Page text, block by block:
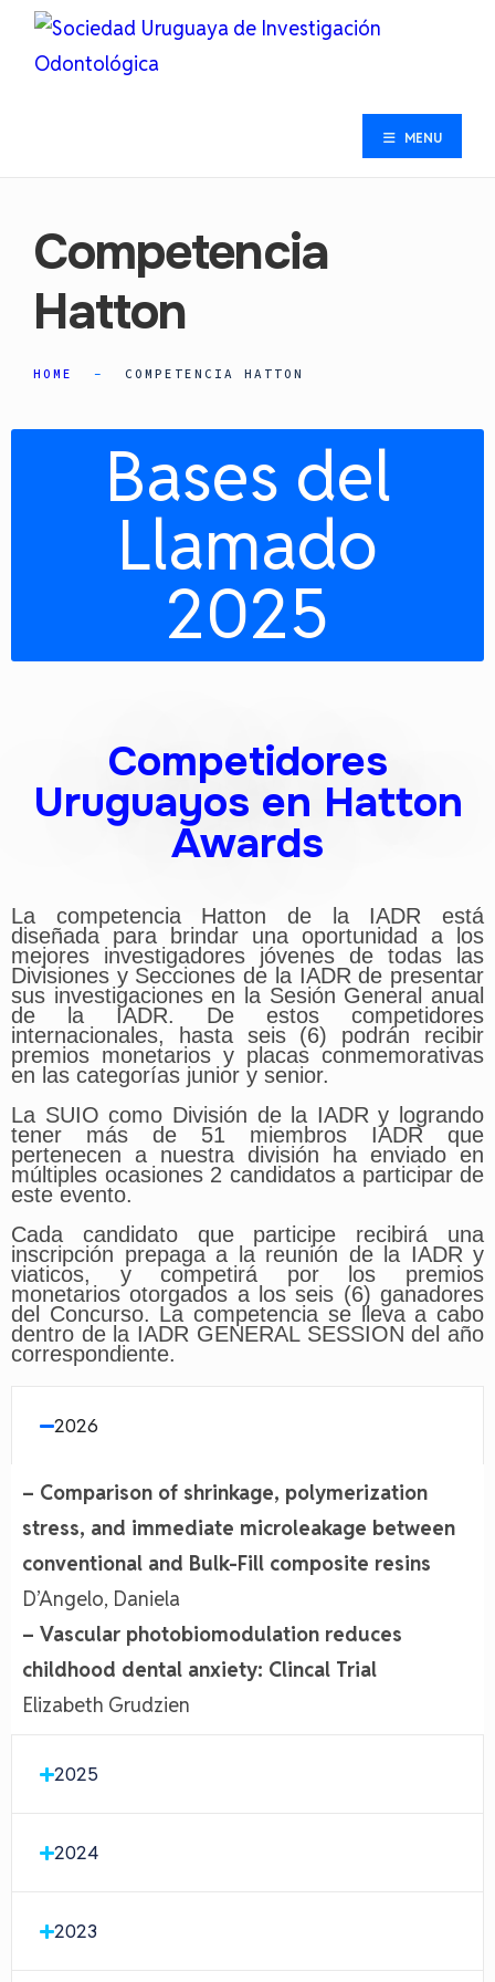
MENU
Competencia
Hatton
HOME COMPETENCIA HATTON
Bases del
Llamado
2025
Competidores
Uruguayos en Hatton
Awards
La competencia Hatton de la IADR está
diseñada para brindar una oportunidad a los
mejores investigadores jóvenes de todas las
Divisiones y Secciones de la IADR de presentar
sus investigaciones en la Sesión General anual
de la IADR. De estos competidores
internacionales, hasta seis (6) podrán recibir
premios monetarios y placas conmemorativas
en las categorías junior y senior.
La SUIO como División de la IADR y logrando
tener más de 51 miembros IADR que
pertenecen a nuestra división ha enviado en
múltiples ocasiones 2 candidatos a participar de
este evento.
Cada candidato que participe recibirá una
inscripción prepaga a la reunión de la IADR y
viaticos, y competirá por los premios
monetarios otorgados a los seis (6) ganadores
del Concurso. La competencia se lleva a cabo
dentro de la IADR GENERAL SESSION del año
correspondiente.
2026
– Comparison of shrinkage, polymerization
stress, and immediate microleakage between
conventional and Bulk-Fill composite resins
D’Angelo, Daniela
– Vascular photobiomodulation reduces
childhood dental anxiety: Clincal Trial
Elizabeth Grudzien
2025
2024
2023